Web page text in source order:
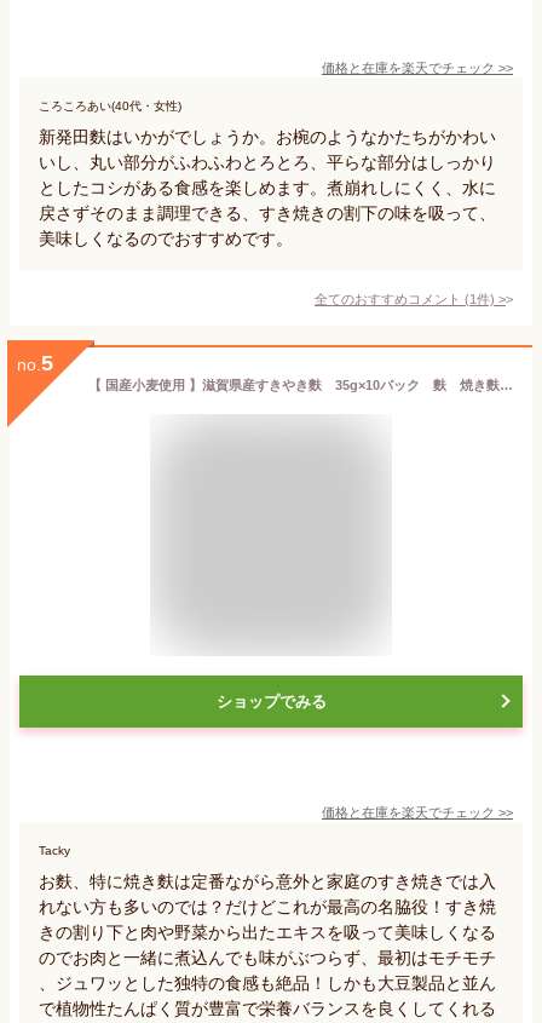
価格と在庫を楽天でチェック >>
ころころあい(40代・女性)
新発田麩はいかがでしょうか。お椀のようなかたちがかわい
いし、丸い部分がふわふわとろとろ、平らな部分はしっかり
としたコシがある食感を楽しめます。煮崩れしにくく、水に
戻さずそのまま調理できる、すき焼きの割下の味を吸って、
美味しくなるのでおすすめです。
全てのおすすめコメント (1件) >
no. 5
【 国産小麦使用 】滋賀県産すきやき麩 35g×10パック 麩 焼き麩 地産地消 お取り寄せグルメ 無添加 すきやき 具材 どんぶり ふ 手作り 国産 滋賀県 乾物 毎日食材 お味噌汁 鍋 送料無料 お麩 チャック付き 保存便利
ショップでみる
価格と在庫を楽天でチェック >>
Tacky
お麩、特に焼き麩は定番ながら意外と家庭のすき焼きでは入
れない方も多いのでは？だけどこれが最高の名脇役！すき焼
きの割り下と肉や野菜から出たエキスを吸って美味しくなる
のでお肉と一緒に煮込んでも味がぶつらず、最初はモチモチ
、ジュワッとした独特の食感も絶品！しかも大豆製品と並ん
で植物性たんぱく質が豊富で栄養バランスを良くしてくれる